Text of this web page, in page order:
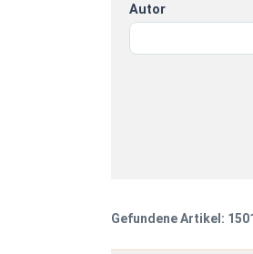
Autor
Gefundene Artikel: 1501